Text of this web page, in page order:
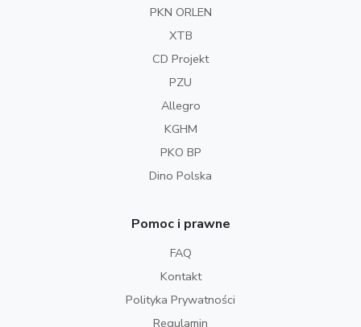
PKN ORLEN
XTB
CD Projekt
PZU
Allegro
KGHM
PKO BP
Dino Polska
Pomoc i prawne
FAQ
Kontakt
Polityka Prywatności
Regulamin